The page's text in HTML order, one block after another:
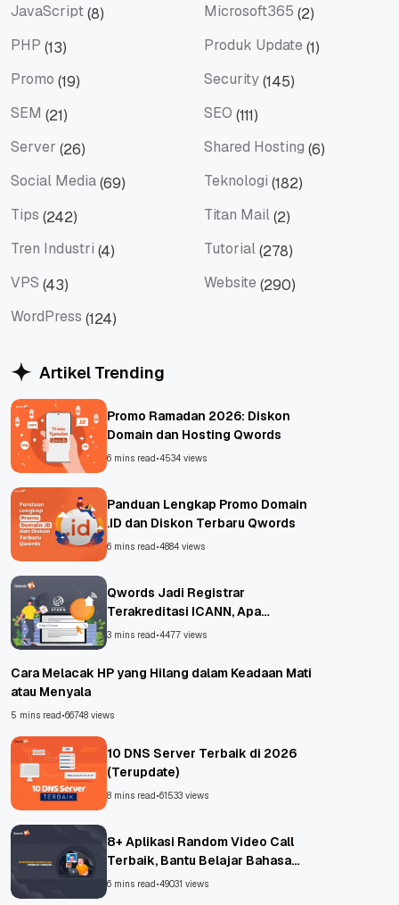
JavaScript(8) Microsoft365 (2)
PHP (13) Produk Update (1)
Promo (19) Security(145)
SEM (21) SEO (111)
Server (26) Shared Hosting (6)
Social Media(69) Teknologi (182)
Tips (242) Titan Mail(2)
Tren Industri (4) Tutorial(278)
VPS (43) Website (290)
WordPress (124)
Artikel Trending
Promo Ramadan 2026: Diskon
Domain dan Hosting Qwords
6 mins read•4534 views
Panduan Lengkap Promo Domain
.ID dan Diskon Terbaru Qwords
6 mins read•4884 views
Qwords Jadi Registrar
Terakreditasi ICANN, Apa
Untungnya?
3 mins read•4477 views
Cara Melacak HP yang Hilang dalam Keadaan Mati
atau Menyala
5 mins read•66748 views
10 DNS Server Terbaik di 2026
(Terupdate)
8 mins read•61533 views
8+ Aplikasi Random Video Call
Terbaik, Bantu Belajar Bahasa
Asing!
6 mins read•49031 views